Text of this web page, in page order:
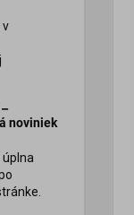
v
noviniek
úplna